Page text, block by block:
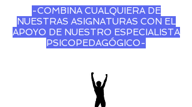
-COMBINA CUALQUIERA DE
NUESTRAS ASIGNATURAS CON EL
APOYO DE NUESTRO ESPECIALISTA
PSICOPEDAGÓGICO-